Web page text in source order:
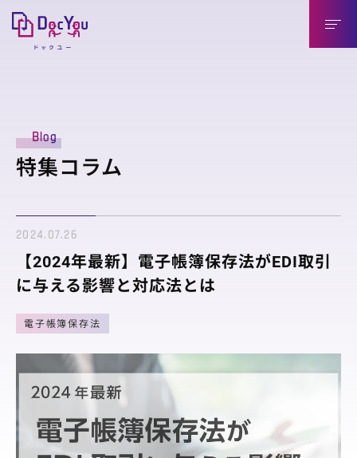
導入のメリット
導入企業様（送信側）
機能紹介
連携製品
導入サポート
取引先展開
サポート
Blog
特集コラム
2024.07.26
【2024年最新】電子帳簿保存法がEDI取引
に与える影響と対応法とは
電子帳簿保存法